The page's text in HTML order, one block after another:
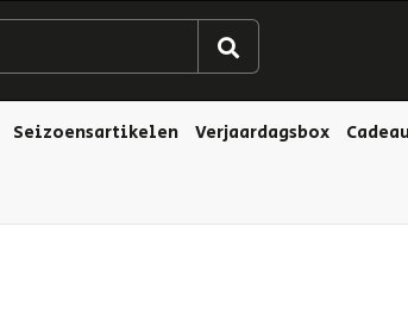
Seizoensartikelen Verjaardagsbox